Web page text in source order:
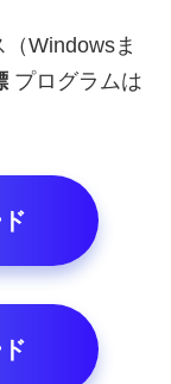
Windowsま
プログラムは